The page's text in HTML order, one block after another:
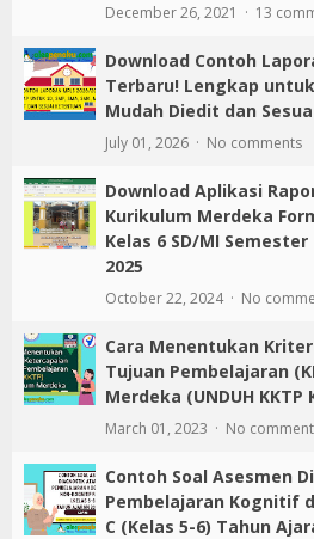
December 26, 2021 13
Download Contoh
Terbaru! Lengkap untuk
Mudah Diedit dan
July 01, 2026 No comments
Download Aplikasi
Kurikulum Merdeka
Kelas 6 SD/MI
2025
October 22, 2024 No
Cara Menentukan
Tujuan Pembelajaran
Merdeka (UNDUH KKTP
March 01, 2023 No
Contoh Soal Asesmen
Pembelajaran Kognitif
C (Kelas 5-6) Tahun